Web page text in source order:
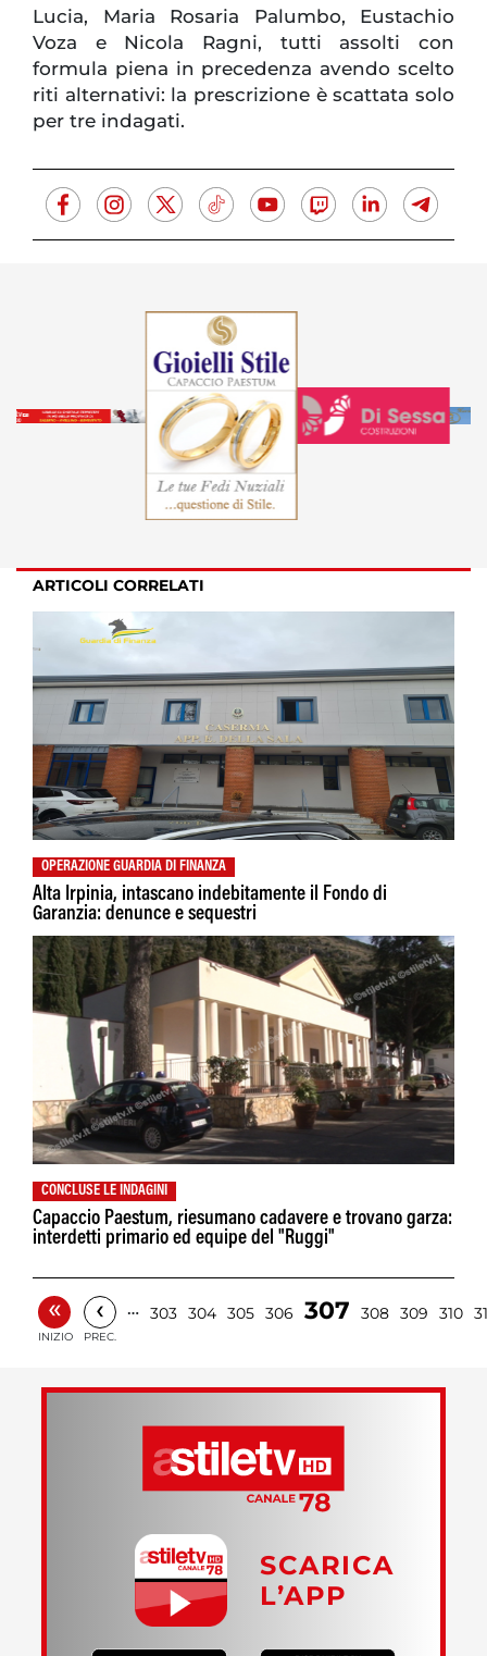
Lucia, Maria Rosaria Palumbo, Eustachio
Voza e Nicola Ragni, tutti assolti con
formula piena in precedenza avendo scelto
riti alternativi: la prescrizione è scattata solo
per tre indagati.
ARTICOLI CORRELATI
OPERAZIONE GUARDIA DI FINANZA
Alta Irpinia, intascano indebitamente il Fondo di
Garanzia: denunce e sequestri
CONCLUSE LE INDAGINI
Capaccio Paestum, riesumano cadavere e trovano garza:
interdetti primario ed equipe del "Ruggi"
«
INIZIO
‹
PREC.
… 303 304 305 306 307 308 309 310
SCARICA
L’APP